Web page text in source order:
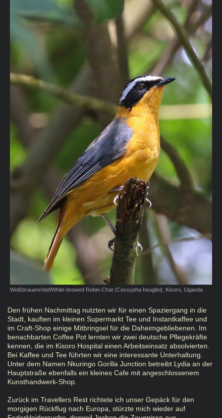
Weißbrauenrötel/White-browed Robin-Chat (Cossypha heuglini), Kisoro, Uganda
Den frühen Nachmittag nutzten wir für einen Spaziergang in die
Stadt, kauften im kleinen Supermarkt Tee und Instantkaffee und
im Craft-Shop einige Mitbringsel für die Daheimgebliebenen. Im
benachbarten Coffee Pot lernten wir zwei deutsche Pflegekräfte
kennen, die im Kisoro Hospital einen Arbeitseinsatz absolvierten.
Bei Kaffee und Tee führten wir eine interessante Unterhaltung.
Unter dem Namen Nkuringo Gorilla Junction betreibt Lydia an der
Hauptstraße ebenfalls ein kleines Cafe mit angeschlossenem
Kunsthandwerk-Shop.
Zurück im Travellers Rest richtete ich unser Gepäck für den
morgigen Rückflug nach Europa, stürzte mich wieder auf